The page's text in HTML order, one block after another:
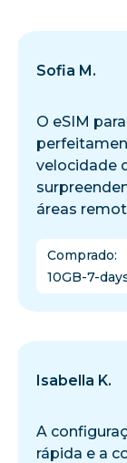
Sofia M.
O eSIM
velocidade
áreas
Comprado:
10GB-7-
Isabella K.
A
rápida e a